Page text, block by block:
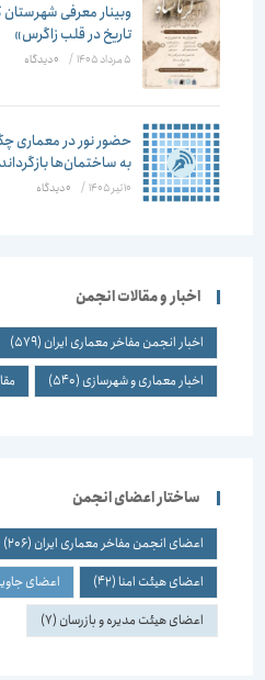
وبینار معرفی شهرستان
تاریخ در قلب زاگرس»
5 مرداد 1405 / ۰ دیدگاه
حضور نور در معماری
به ساختمان‌ها بازگرداند؟
10 تیر 1405 / ۰ دیدگاه
اخبار و مقالات انجمن
اخبار انجمن مفاخر معماری ایران(579)
اخبار معماری و شهرسازی(540)
ساختار اعضای انجمن
اعضای انجمن مفاخر معماری ایران(206)
اعضای هیئت امنا (42) اعضای جاوید(22)
اعضای هیئت مدیره و بازرسان(7)